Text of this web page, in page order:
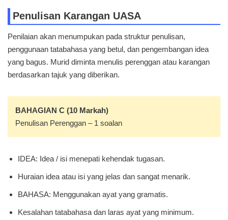
Penulisan Karangan UASA
Penilaian akan menumpukan pada struktur penulisan,
penggunaan tatabahasa yang betul, dan pengembangan idea
yang bagus.​ Murid diminta menulis perenggan atau karangan
berdasarkan tajuk yang diberikan.​
BAHAGIAN C (10 Markah)
Penulisan Perenggan – 1 soalan
IDEA: Idea / isi menepati kehendak tugasan.
Huraian idea atau isi yang jelas dan sangat menarik.
BAHASA: Menggunakan ayat yang gramatis.
Kesalahan tatabahasa dan laras ayat yang minimum.